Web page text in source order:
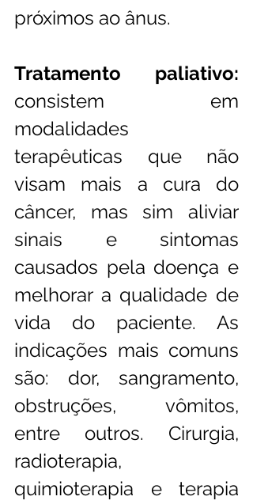
próximos ao ânus.
Tratamento paliativo:
consistem em
modalidades
terapêuticas que não
visam mais a cura do
câncer, mas sim aliviar
sinais e sintomas
causados pela doença e
melhorar a qualidade de
vida do paciente. As
indicações mais comuns
são: dor, sangramento,
obstruções, vômitos,
entre outros. Cirurgia,
radioterapia,
quimioterapia e terapia